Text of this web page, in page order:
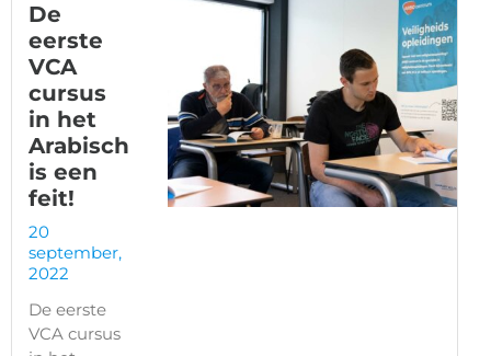
De
eerste
VCA
cursus
in het
Arabisch
is een
feit!
20
september,
2022
De eerste
VCA cursus